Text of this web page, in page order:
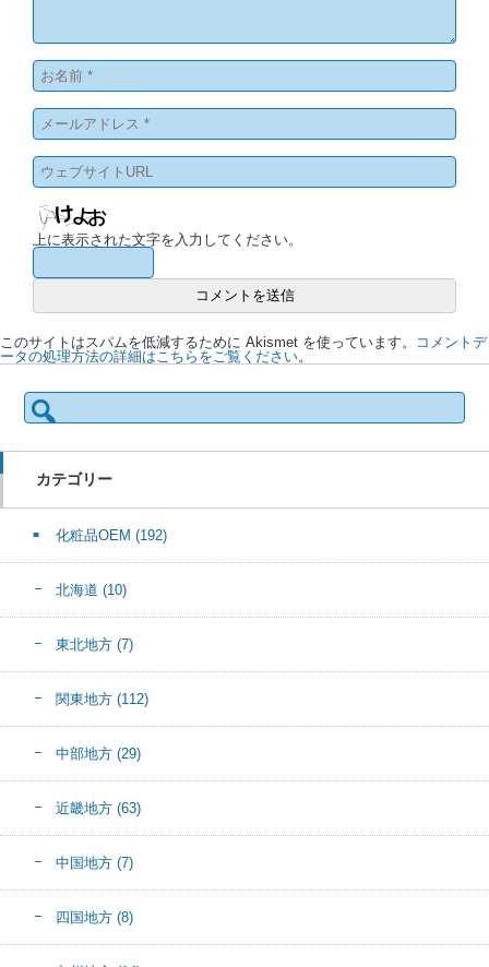
上に表示された文字を入力してください。
このサイトはスパムを低減するために Akismet を使っています。
コメントデ
ータの処理方法の詳細はこちらをご覧ください。
検
索:
カテゴリー
化粧品OEM (192)
北海道 (10)
東北地方 (7)
関東地方 (112)
中部地方 (29)
近畿地方 (63)
中国地方 (7)
四国地方 (8)